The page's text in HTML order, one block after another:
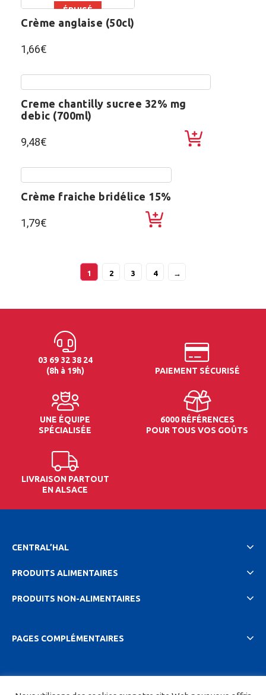
ÉPUISÉ
crème anglaise (50cl)
1,66€
creme chantilly sucree 32% mg
debic (700ml)
9,48€
crème fraiche bridélice 15%
1,79€
1 2 3 4 →
03 69 32 38 24
(8h à 19h)
PAIEMENT SÉCURISÉ
UNE ÉQUIPE
SPÉCIALISÉE
6000 RÉFÉRENCES
POUR TOUS VOS GOÛTS
LIVRAISON PARTOUT
EN ALSACE
CENTRAL’HAL
PRODUITS ALIMENTAIRES
PRODUITS NON-ALIMENTAIRES
PAGES COMPLÉMENTAIRES